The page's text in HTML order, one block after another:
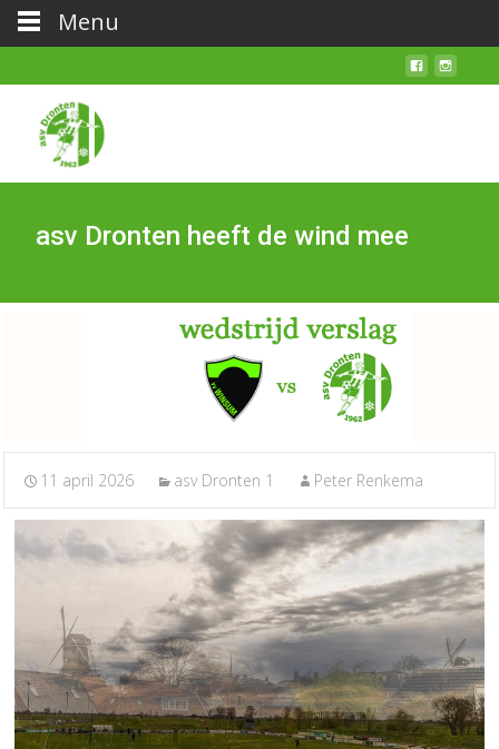
asv Dronten heeft de wind mee
11 april 2026 asv Dronten 1 Peter Renkema
Menu